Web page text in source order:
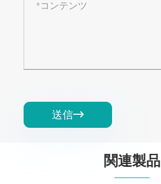
送信
関連製品